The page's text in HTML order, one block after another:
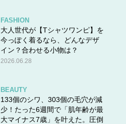
FASHION
大人世代が【Tシャツワンピ】を
今っぽく着るなら、どんなデザ
イン？合わせる小物は？
2026.06.28
BEAUTY
133個のシワ、303個の毛穴が減
少！たった6週間で「肌年齢が最
大マイナス7歳」を叶えた。圧倒